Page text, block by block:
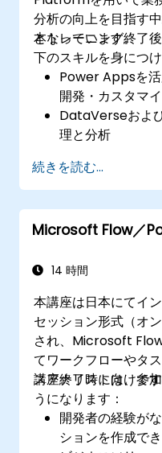
分析の向上を目指す
となっています。
本トレーニング終了
下のスキルを身につ
Power Appsを
開発・カスタマ
DataVerseおよ
理と分析
の自動化
Power Virtual
ットボットの設
Power Platform
続きを読む...
Microsoft Flow／
14 時間
本講座は日本にてイ
セッション形式（オ
され、Microsoft
てワークフローやタ
スアナリスト向けで
講座終了時には、参
うになります：
開発者の経験が
ションを作成で